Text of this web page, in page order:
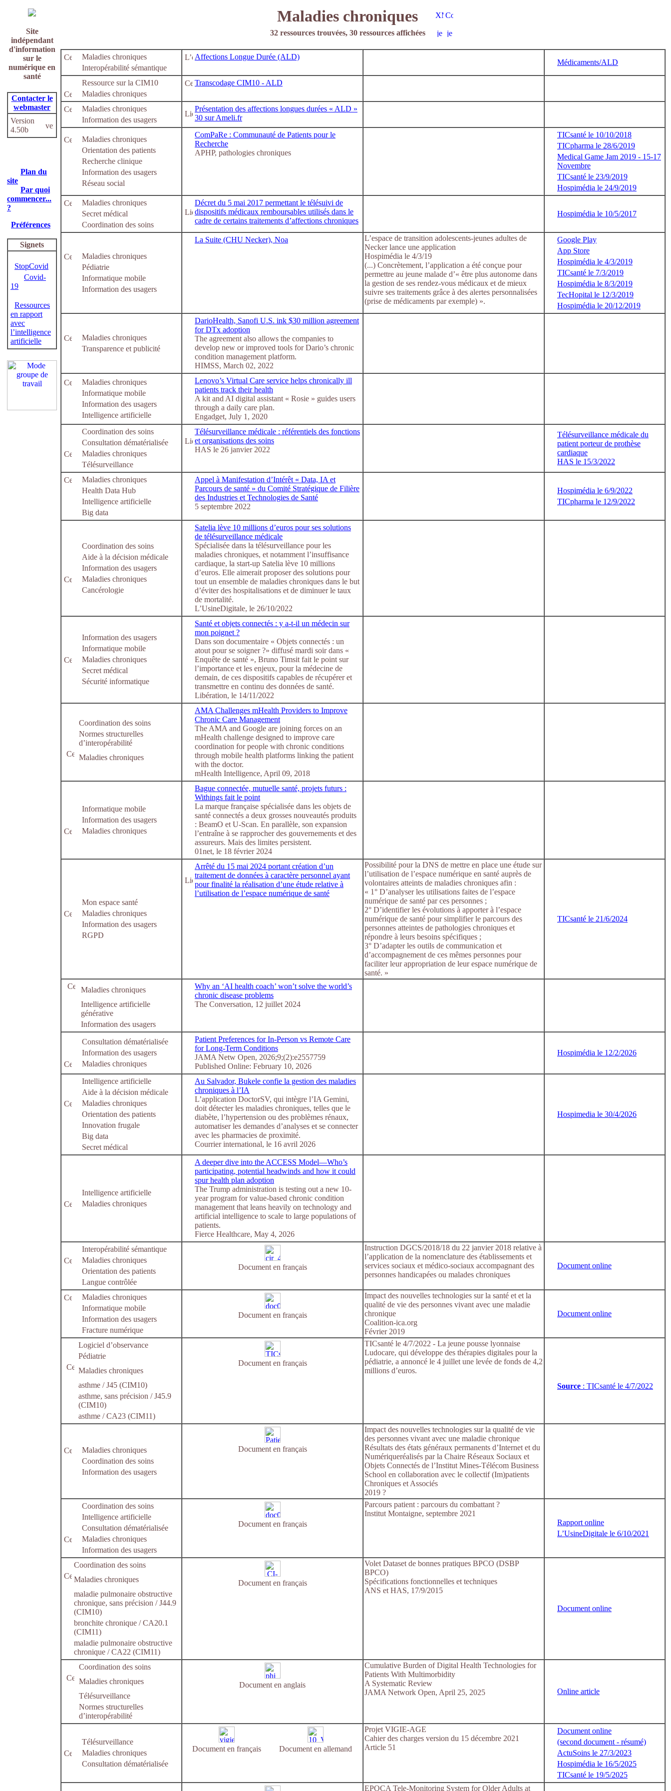
Site
indépendant
d'information
sur le
numérique en
santé
Contacter le
webmaster
Version
4.50b
Plan du
site
Par quoi
commencer...
?
Préférences
Signets
StopCovid
Covid-
19
Ressources
en rapport
avec
l’intelligence
artificielle
Maladies chroniques
32 ressources trouvées, 30 ressources affichées
Maladies chroniques
Interopérabilité sémantique
Affections Longue Durée (ALD)
Médicaments/ALD
Ressource sur la CIM10
Maladies chroniques
Transcodage CIM10 - ALD
Maladies chroniques
Information des usagers
Présentation des affections longues durées « ALD »
30 sur Ameli.fr
Maladies chroniques
Orientation des patients
Recherche clinique
Information des usagers
Réseau social
ComPaRe : Communauté de Patients pour le
Recherche
APHP, pathologies chroniques
TICsanté le 10/10/2018
TICpharma le 28/6/2019
Medical Game Jam 2019 - 15-17
Novembre
TICsanté le 23/9/2019
Hospimédia le 24/9/2019
Maladies chroniques
Secret médical
Coordination des soins
Décret du 5 mai 2017 permettant le télésuivi de
dispositifs médicaux remboursables utilisés dans le
cadre de certains traitements d’affections chroniques
Hospimédia le 10/5/2017
Maladies chroniques
Pédiatrie
Informatique mobile
Information des usagers
La Suite (CHU Necker), Noa
L’espace de transition adolescents-jeunes adultes de
Necker lance une application
Hospimédia le 4/3/19
(...) Concrètement, l’application a été conçue pour
permettre au jeune malade d’« être plus autonome dans
la gestion de ses rendez-vous médicaux et de mieux
suivre ses traitements grâce à des alertes personnalisées
(prise de médicaments par exemple) ».
Google Play
App Store
Hospimédia le 4/3/2019
TICsanté le 7/3/2019
Hospimédia le 8/3/2019
TecHopital le 12/3/2019
Hospimédia le 20/12/2019
Maladies chroniques
Transparence et publicité
DarioHealth, Sanofi U.S. ink $30 million agreement
for DTx adoption
The agreement also allows the companies to
develop new or improved tools for Dario’s chronic
condition management platform.
HIMSS, March 02, 2022
Maladies chroniques
Informatique mobile
Information des usagers
Intelligence artificielle
Lenovo’s Virtual Care service helps chronically ill
patients track their health
A kit and AI digital assistant « Rosie » guides users
through a daily care plan.
Engadget, July 1, 2020
Coordination des soins
Consultation dématérialisée
Maladies chroniques
Télésurveillance
Télésurveillance médicale : référentiels des fonctions
et organisations des soins
HAS le 26 janvier 2022
Télésurveillance médicale du
patient porteur de prothèse
cardiaque
HAS le 15/3/2022
Maladies chroniques
Health Data Hub
Intelligence artificielle
Big data
Appel à Manifestation d’Intérêt « Data, IA et
Parcours de santé » du Comité Stratégique de Filière
des Industries et Technologies de Santé
5 septembre 2022
Hospimédia le 6/9/2022
TICpharma le 12/9/2022
Coordination des soins
Aide à la décision médicale
Information des usagers
Maladies chroniques
Cancérologie
Satelia lève 10 millions d’euros pour ses solutions
de télésurveillance médicale
Spécialisée dans la télésurveillance pour les
maladies chroniques, et notamment l’insuffisance
cardiaque, la start-up Satelia lève 10 millions
d’euros. Elle aimerait proposer des solutions pour
tout un ensemble de maladies chroniques dans le but
d’éviter des hospitalisations et de diminuer le taux
de mortalité.
L’UsineDigitale, le 26/10/2022
Information des usagers
Informatique mobile
Maladies chroniques
Secret médical
Sécurité informatique
Santé et objets connectés : y a-t-il un médecin sur
mon poignet ?
Dans son documentaire « Objets connectés : un
atout pour se soigner ?» diffusé mardi soir dans «
Enquête de santé », Bruno Timsit fait le point sur
l’importance et les enjeux, pour la médecine de
demain, de ces dispositifs capables de récupérer et
transmettre en continu des données de santé.
Libération, le 14/11/2022
Coordination des soins
Normes structurelles
d’interopérabilité
Maladies chroniques
AMA Challenges mHealth Providers to Improve
Chronic Care Management
The AMA and Google are joining forces on an
mHealth challenge designed to improve care
coordination for people with chronic conditions
through mobile health platforms linking the patient
with the doctor.
mHealth Intelligence, April 09, 2018
Informatique mobile
Information des usagers
Maladies chroniques
Bague connectée, mutuelle santé, projets futurs :
Withings fait le point
La marque française spécialisée dans les objets de
santé connectés a deux grosses nouveautés produits
: BeamO et U-Scan. En parallèle, son expansion
l’entraîne à se rapprocher des gouvernements et des
assureurs. Mais des limites persistent.
01net, le 18 février 2024
Mon espace santé
Maladies chroniques
Information des usagers
RGPD
Arrêté du 15 mai 2024 portant création d’un
traitement de données à caractère personnel ayant
pour finalité la réalisation d’une étude relative à
l’utilisation de l’espace numérique de santé
Possibilité pour la DNS de mettre en place une étude sur
l’utilisation de l’espace numérique en santé auprès de
volontaires atteints de maladies chroniques afin :
« 1° D’analyser les utilisations faites de l’espace
numérique de santé par ces personnes ;
2° D’identifier les évolutions à apporter à l’espace
numérique de santé pour simplifier le parcours des
personnes atteintes de pathologies chroniques et
répondre à leurs besoins spécifiques ;
3° D’adapter les outils de communication et
d’accompagnement de ces mêmes personnes pour
faciliter leur appropriation de leur espace numérique de
santé. »
TICsanté le 21/6/2024
Maladies chroniques
Intelligence artificielle
générative
Information des usagers
Why an ‘AI health coach’ won’t solve the world’s
chronic disease problems
The Conversation, 12 juillet 2024
Consultation dématérialisée
Information des usagers
Maladies chroniques
Patient Preferences for In-Person vs Remote Care
for Long-Term Conditions
JAMA Netw Open, 2026;9;(2):e2557759
Published Online: February 10, 2026
Hospimédia le 12/2/2026
Intelligence artificielle
Aide à la décision médicale
Maladies chroniques
Orientation des patients
Innovation frugale
Big data
Secret médical
Au Salvador, Bukele confie la gestion des maladies
chroniques à l’IA
L’application DoctorSV, qui intègre l’IA Gemini,
doit détecter les maladies chroniques, telles que le
diabète, l’hypertension ou des problèmes rénaux,
automatiser les demandes d’analyses et se connecter
avec les pharmacies de proximité.
Courrier international, le 16 avril 2026
Hospimedia le 30/4/2026
Intelligence artificielle
Maladies chroniques
A deeper dive into the ACCESS Model—Who’s
participating, potential headwinds and how it could
spur health plan adoption
The Trump administration is testing out a new 10-
year program for value-based chronic condition
management that leans heavily on technology and
artificial intelligence to scale to large populations of
patients.
Fierce Healthcare, May 4, 2026
Interopérabilité sémantique
Maladies chroniques
Orientation des patients
Langue contrôlée
Document en français
Instruction DGCS/2018/18 du 22 janvier 2018 relative à
l’application de la nomenclature des établissements et
services sociaux et médico-sociaux accompagnant des
personnes handicapées ou malades chroniques
Document online
Maladies chroniques
Informatique mobile
Information des usagers
Fracture numérique
Document en français
Impact des nouvelles technologies sur la santé et et la
qualité de vie des personnes vivant avec une maladie
chronique
Coalition-ica.org
Février 2019
Document online
Logiciel d’observance
Pédiatrie
Maladies chroniques
asthme / J45 (CIM10)
asthme, sans précision / J45.9
(CIM10)
asthme / CA23 (CIM11)
Document en français
TICsanté le 4/7/2022 - La jeune pousse lyonnaise
Ludocare, qui développe des thérapies digitales pour la
pédiatrie, a annoncé le 4 juillet une levée de fonds de 4,2
millions d’euros.
Source : TICsanté le 4/7/2022
Maladies chroniques
Coordination des soins
Information des usagers
Document en français
Impact des nouvelles technologies sur la qualité de vie
des personnes vivant avec une maladie chronique
Résultats des états généraux permanents d’Internet et du
Numériqueréalisés par la Chaire Réseaux Sociaux et
Objets Connectés de l’Institut Mines-Télécom Business
School en collaboration avec le collectif (Im)patients
Chroniques et Associés
2019 ?
Coordination des soins
Intelligence artificielle
Consultation dématérialisée
Maladies chroniques
Information des usagers
Document en français
Parcours patient : parcours du combattant ?
Institut Montaigne, septembre 2021
Rapport online
L’UsineDigitale le 6/10/2021
Coordination des soins
Maladies chroniques
maladie pulmonaire obstructive
chronique, sans précision / J44.9
(CIM10)
bronchite chronique / CA20.1
(CIM11)
maladie pulmonaire obstructive
chronique / CA22 (CIM11)
Document en français
Volet Dataset de bonnes pratiques BPCO (DSBP
BPCO)
Spécifications fonctionnelles et techniques
ANS et HAS, 17/9/2015
Document online
Coordination des soins
Maladies chroniques
Télésurveillance
Normes structurelles
d’interopérabilité
Document en anglais
Cumulative Burden of Digital Health Technologies for
Patients With Multimorbidity
A Systematic Review
JAMA Network Open, April 25, 2025
Online article
Télésurveillance
Maladies chroniques
Consultation dématérialisée
Document en français Document en allemand
Projet VIGIE-AGE
Cahier des charges version du 15 décembre 2021
Article 51
Document online
(second document - résumé)
ActuSoins le 27/3/2023
Hospimédia le 16/5/2025
TICsanté le 19/5/2025
EPOCA Tele-Monitoring System for Older Adults at